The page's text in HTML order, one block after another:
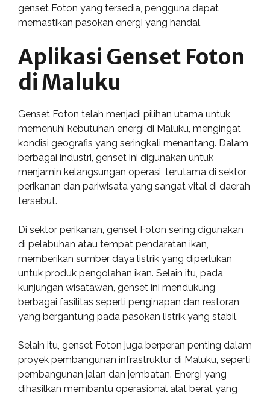
genset Foton yang tersedia, pengguna dapat
memastikan pasokan energi yang handal.
Aplikasi Genset Foton
di Maluku
Genset Foton telah menjadi pilihan utama untuk
memenuhi kebutuhan energi di Maluku, mengingat
kondisi geografis yang seringkali menantang. Dalam
berbagai industri, genset ini digunakan untuk
menjamin kelangsungan operasi, terutama di sektor
perikanan dan pariwisata yang sangat vital di daerah
tersebut.
Di sektor perikanan, genset Foton sering digunakan
di pelabuhan atau tempat pendaratan ikan,
memberikan sumber daya listrik yang diperlukan
untuk produk pengolahan ikan. Selain itu, pada
kunjungan wisatawan, genset ini mendukung
berbagai fasilitas seperti penginapan dan restoran
yang bergantung pada pasokan listrik yang stabil.
Selain itu, genset Foton juga berperan penting dalam
proyek pembangunan infrastruktur di Maluku, seperti
pembangunan jalan dan jembatan. Energi yang
dihasilkan membantu operasional alat berat yang